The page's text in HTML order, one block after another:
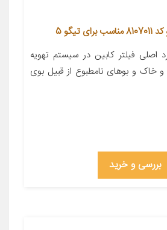
5
اصلی فیلتر کابین در سیستم تهویه
خاک و بوهای نامطبوع از قبیل بوی
بررسی و خرید